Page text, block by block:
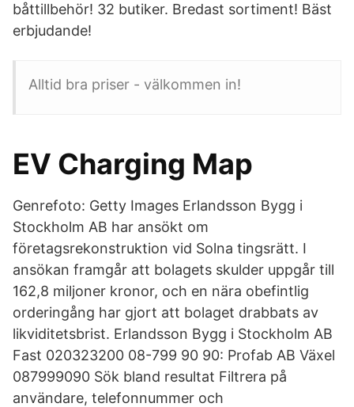
båttillbehör! 32 butiker. Bredast sortiment! Bäst
erbjudande!
Alltid bra priser - välkommen in!
EV Charging Map
Genrefoto: Getty Images Erlandsson Bygg i
Stockholm AB har ansökt om
företagsrekonstruktion vid Solna tingsrätt. I
ansökan framgår att bolagets skulder uppgår till
162,8 miljoner kronor, och en nära obefintlig
orderingång har gjort att bolaget drabbats av
likviditetsbrist. Erlandsson Bygg i Stockholm AB
Fast 020323200 08-799 90 90: Profab AB Växel
087999090 Sök bland resultat Filtrera på
användare, telefonnummer och